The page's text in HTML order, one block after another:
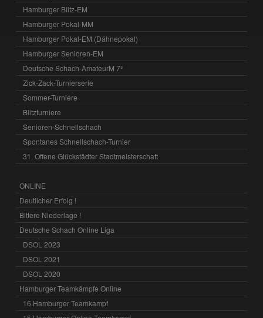
Hamburger Blitz-EM
Hamburger Pokal-MM
Hamburger Pokal-EM (Dähnepokal)
Hamburger Senioren-EM
Deutsche Schach-AmateurM 7³
Zick-Zack-Turnierserie
Sommer-Turniere
Blitzturniere
Senioren-Schnellschach
Spontanes Schnellschach-Turnier
31. Offene Glückstädter Stadtmeisterschaft
ONLINE
Deutlicher Erfolg !
Bittere Niederlage !
Deutsche Schach Online Liga
DSOL 2023
DSOL 2021
DSOL 2020
Hamburger Teamkämpfe Online
16.Hamburger Teamkampf